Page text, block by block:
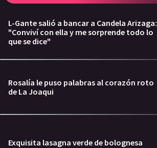
L-Gante salió a bancar a Candela Arizaga:
"Conviví con ella y me sorprende todo lo
que se dice"
Rosalía le puso palabras al corazón roto
de La Joaqui
Exquisita lasagna verde de bolognesa